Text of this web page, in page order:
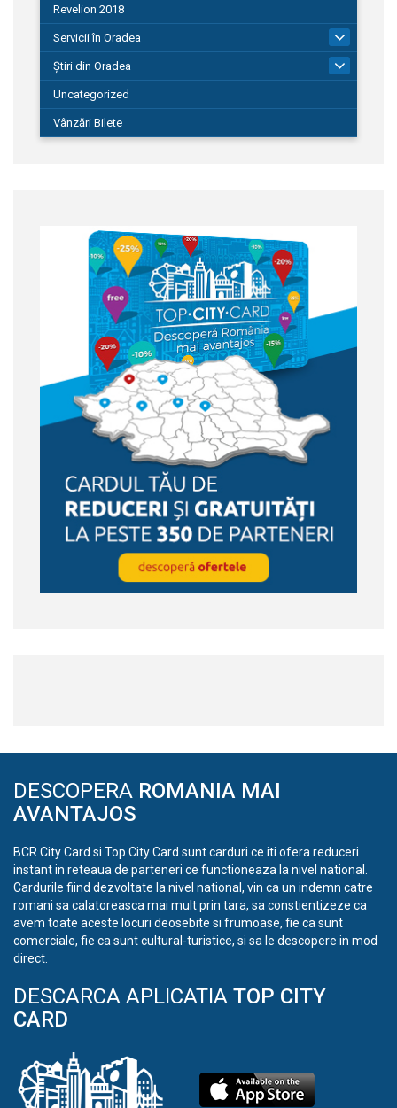
Revelion 2018
Servicii în Oradea
Știri din Oradea
Uncategorized
Vânzări Bilete
DESCOPERA ROMANIA MAI
AVANTAJOS
BCR City Card si Top City Card sunt carduri ce iti ofera reduceri
instant in reteaua de parteneri ce functioneaza la nivel national.
Cardurile fiind dezvoltate la nivel national, vin ca un indemn catre
romani sa calatoreasca mai mult prin tara, sa constientizeze ca
avem toate aceste locuri deosebite si frumoase, fie ca sunt
comerciale, fie ca sunt cultural-turistice, si sa le descopere in mod
direct.
DESCARCA APLICATIA TOP CITY
CARD